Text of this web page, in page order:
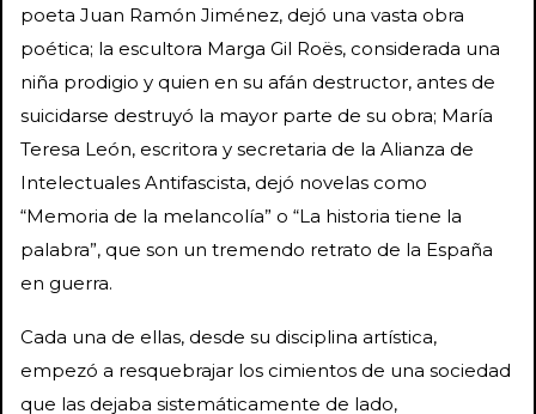
poeta Juan Ramón Jiménez, dejó una vasta obra
poética; la escultora Marga Gil Roës, considerada una
niña prodigio y quien en su afán destructor, antes de
suicidarse destruyó la mayor parte de su obra; María
Teresa León, escritora y secretaria de la Alianza de
Intelectuales Antifascista, dejó novelas como
“Memoria de la melancolía” o “La historia tiene la
palabra”, que son un tremendo retrato de la España
en guerra.
Cada una de ellas, desde su disciplina artística,
empezó a resquebrajar los cimientos de una sociedad
que las dejaba sistemáticamente de lado,